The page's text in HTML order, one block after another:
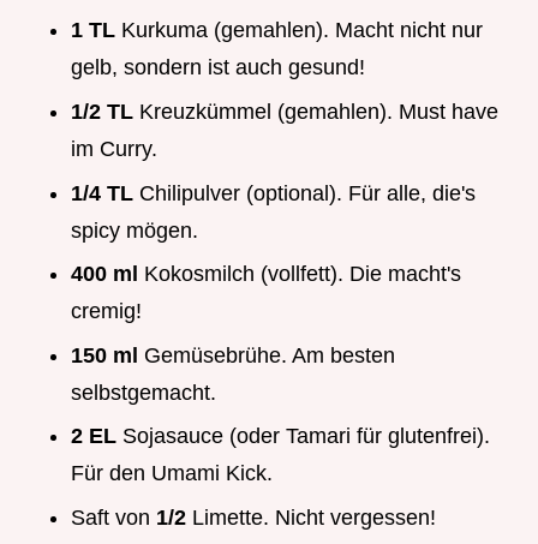
1 TL Kurkuma (gemahlen). Macht nicht nur
gelb, sondern ist auch gesund!
1/2 TL Kreuzkümmel (gemahlen). Must have
im Curry.
1/4 TL Chilipulver (optional). Für alle, die's
spicy mögen.
400 ml Kokosmilch (vollfett). Die macht's
cremig!
150 ml Gemüsebrühe. Am besten
selbstgemacht.
2 EL Sojasauce (oder Tamari für glutenfrei).
Für den Umami Kick.
Saft von 1/2 Limette. Nicht vergessen!